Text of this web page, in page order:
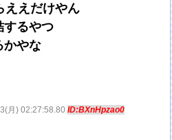
ええだけやん
するやつ
かやな
月) 02:27:58.80ID:BXnHpzao0